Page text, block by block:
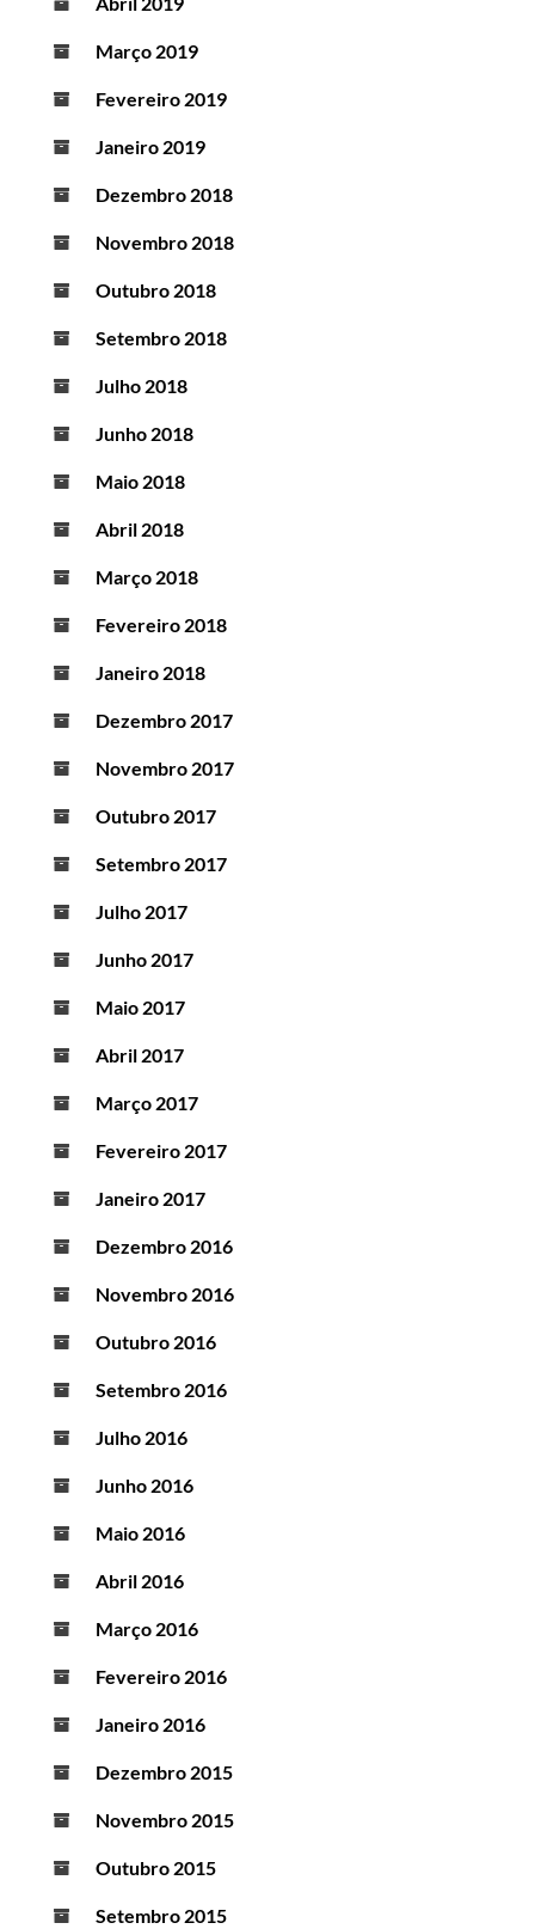
Março 2019
Fevereiro 2019
Janeiro 2019
Dezembro 2018
Novembro 2018
Outubro 2018
Setembro 2018
Julho 2018
Junho 2018
Maio 2018
Abril 2018
Março 2018
Fevereiro 2018
Janeiro 2018
Dezembro 2017
Novembro 2017
Outubro 2017
Setembro 2017
Julho 2017
Junho 2017
Maio 2017
Abril 2017
Março 2017
Fevereiro 2017
Janeiro 2017
Dezembro 2016
Novembro 2016
Outubro 2016
Setembro 2016
Julho 2016
Junho 2016
Maio 2016
Abril 2016
Março 2016
Fevereiro 2016
Janeiro 2016
Dezembro 2015
Novembro 2015
Outubro 2015
Setembro 2015